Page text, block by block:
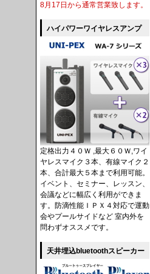
8月17日から通常営業致します。
ハイパワーワイヤレスアンプ
定格出力４０Ｗ ,最大６０Ｗ,ワイ
ヤレスマイク３本、有線マイク２
本、合計最大５本まで利用可能。
イベント、セミナー、レッスン、
会議などに幅広く利用ができま
す。防滴性能ＩＰＸ４対応で運動
会やプールサイドなど 室内外を
問わずオススメです。
天井埋込bluetoothスピーカー